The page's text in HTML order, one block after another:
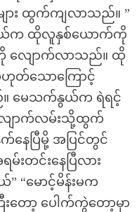
ျား ထွက်ကျလာသည်။ ”
ယ်က ထိုလူနှစ်ယောက်ကို
ကို လျောက်လာသည်။ ထို
တ်သောကြောင့်
။ မေသက်နွယ်က ရဲရင့်
ျောက်လမ်းသို့ထွက်
ေပြီမို့ အပြင်တွင်
းတင်းနေပြီလား
“မောင့်မိန်းမက
တော့ ပေါက်ကွဲတော့မှာ